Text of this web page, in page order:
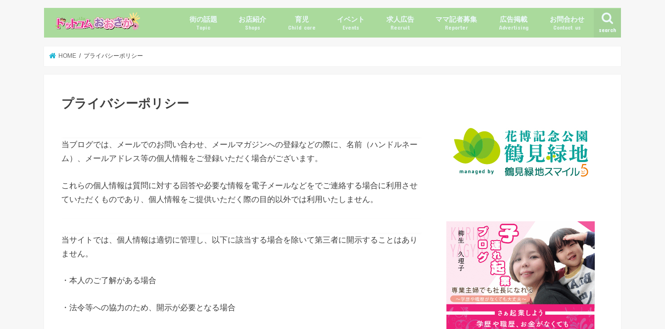
search
街の話題
Topic
お店紹介
Shops
育児
Child care
イベント
Events
求人広告
Recruit
ママ記者募集
Reporter
広告掲載
Advertising
お問合わせ
Contact us
HOME プライバシーポリシー
プライバシーポリシー
当ブログでは、メールでのお問い合わせ、メールマガジンへの登録などの際に、名前（ハンドルネー
ム）、メールアドレス等の個人情報をご登録いただく場合がございます。
これらの個人情報は質問に対する回答や必要な情報を電子メールなどをでご連絡する場合に利用させ
ていただくものであり、個人情報をご提供いただく際の目的以外では利用いたしません。
当サイトでは、個人情報は適切に管理し、以下に該当する場合を除いて第三者に開示することはあり
ません。
・本人のご了解がある場合
・法令等への協力のため、開示が必要となる場合